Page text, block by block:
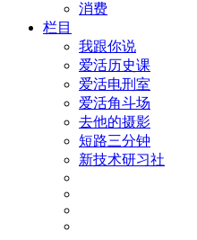
消费
栏目
我跟你说
爱活历史课
爱活电刑室
爱活角斗场
去他的摄影
短路三分钟
新技术研习社